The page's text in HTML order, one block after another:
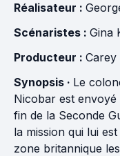
Réalisateur :
Scénaristes : Gina
Producteur : Carey
Synopsis · Le
Nicobar est envoyé
fin de la Seconde
la mission qui lui
zone britannique